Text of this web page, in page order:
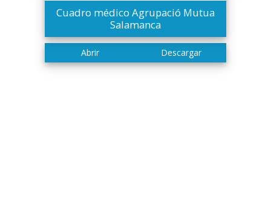
Cuadro médico Agrupació Mutua
Salamanca